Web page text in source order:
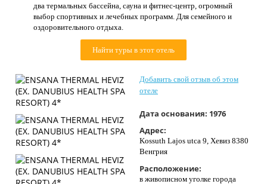
О нас
два термальных бассейна, сауна и фитнес-центр, огромный
выбор спортивных и лечебных программ. Для семейного и
оздоровительного отдыха.
Найти туры в этот отель
Добавить свой отзыв об этом
отеле
Дата основания: 1976
Адрес:
Kossuth Lajos utca 9, Хевиз 8380
Венгрия
Расположение:
в живописном уголке города